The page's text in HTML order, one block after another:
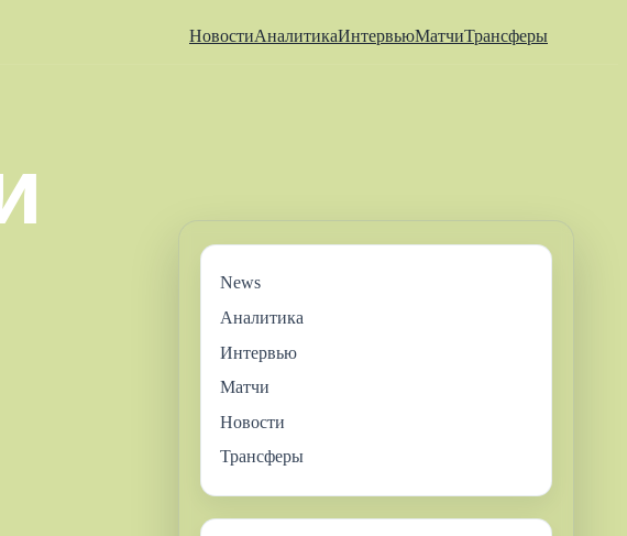
НовостиАналитикаИнтервьюМатчиТрансферы
News
Аналитика
Интервью
Матчи
Новости
Трансферы